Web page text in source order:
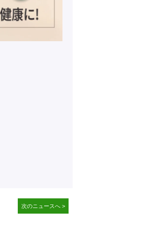
次のニュースへ >